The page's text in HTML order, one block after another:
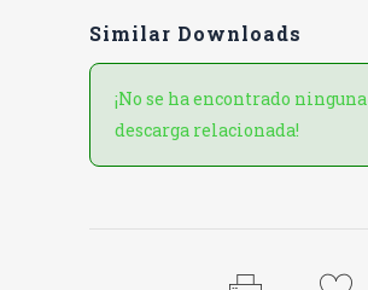
Similar Downloads
¡No se ha encontrado ninguna
descarga relacionada!